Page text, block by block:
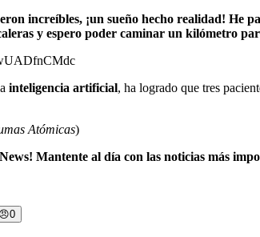
increíbles, ¡un sueño hecho realidad! He
y espero poder caminar un kilómetro
inteligencia artificial, ha logrado que tres
Atómicas)
News! Mantente al día con las noticias más
😠0